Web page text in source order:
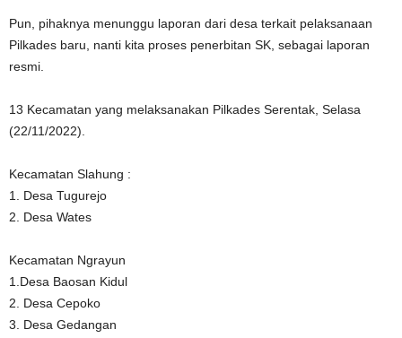
Pun, pihaknya menunggu laporan dari desa terkait pelaksanaan
Pilkades baru, nanti kita proses penerbitan SK, sebagai laporan
resmi.
13 Kecamatan yang melaksanakan Pilkades Serentak, Selasa
(22/11/2022).
Kecamatan Slahung :
1. Desa Tugurejo
2. Desa Wates
Kecamatan Ngrayun
1.Desa Baosan Kidul
2. Desa Cepoko
3. Desa Gedangan